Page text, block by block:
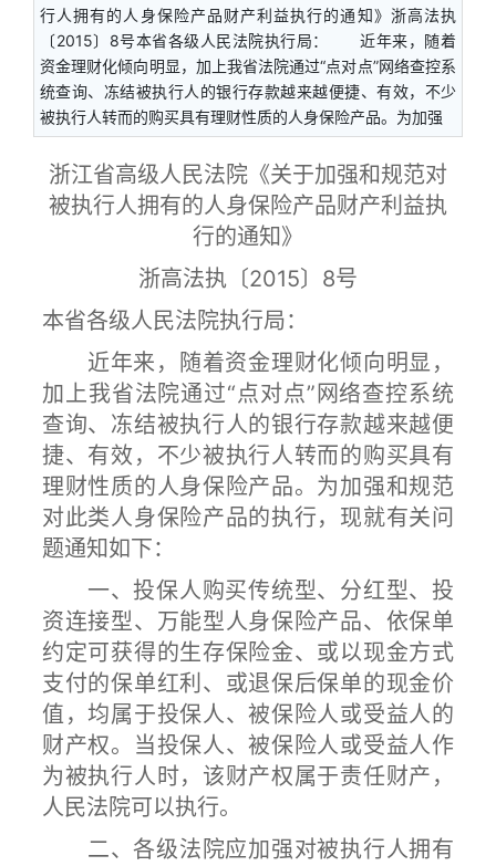
行人拥有的人身保险产品财产利益执行的通知》浙高法执
〔2015〕8号本省各级人民法院执行局： 近年来，随着
资金理财化倾向明显，加上我省法院通过“点对点”网络查控系
统查询、冻结被执行人的银行存款越来越便捷、有效，不少
被执行人转而的购买具有理财性质的人身保险产品。为加强
浙江省高级人民法院《关于加强和规范对
被执行人拥有的人身保险产品财产利益执
行的通知》
浙高法执〔2015〕8号
本省各级人民法院执行局：
近年来，随着资金理财化倾向明显，
加上我省法院通过“点对点”网络查控系统
查询、冻结被执行人的银行存款越来越便
捷、有效，不少被执行人转而的购买具有
理财性质的人身保险产品。为加强和规范
对此类人身保险产品的执行，现就有关问
题通知如下：
一、投保人购买传统型、分红型、投
资连接型、万能型人身保险产品、依保单
约定可获得的生存保险金、或以现金方式
支付的保单红利、或退保后保单的现金价
值，均属于投保人、被保险人或受益人的
财产权。当投保人、被保险人或受益人作
为被执行人时，该财产权属于责任财产，
人民法院可以执行。
二、各级法院应加强对被执行人拥有